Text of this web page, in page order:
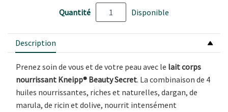
Quantité Disponible
Description
Prenez soin de vous et de votre peau avec le lait corps
nourrissant Kneipp® Beauty Secret. La combinaison de 4
huiles nourrissantes, riches et naturelles, dargan, de
marula, de ricin et dolive, nourrit intensément